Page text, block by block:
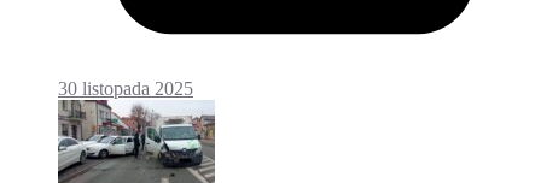
30 listopada 2025